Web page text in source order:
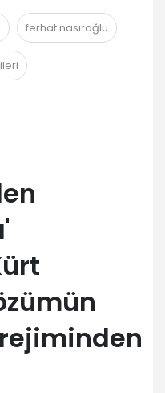
ferhat nasıroğlu